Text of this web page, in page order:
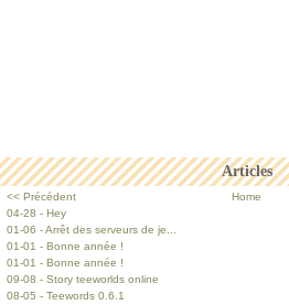
Articles
<< Précédent Home
04-28 - Hey
01-06 - Arrêt des serveurs de je...
01-01 - Bonne année !
01-01 - Bonne année !
09-08 - Story teeworlds online
08-05 - Teewords 0.6.1